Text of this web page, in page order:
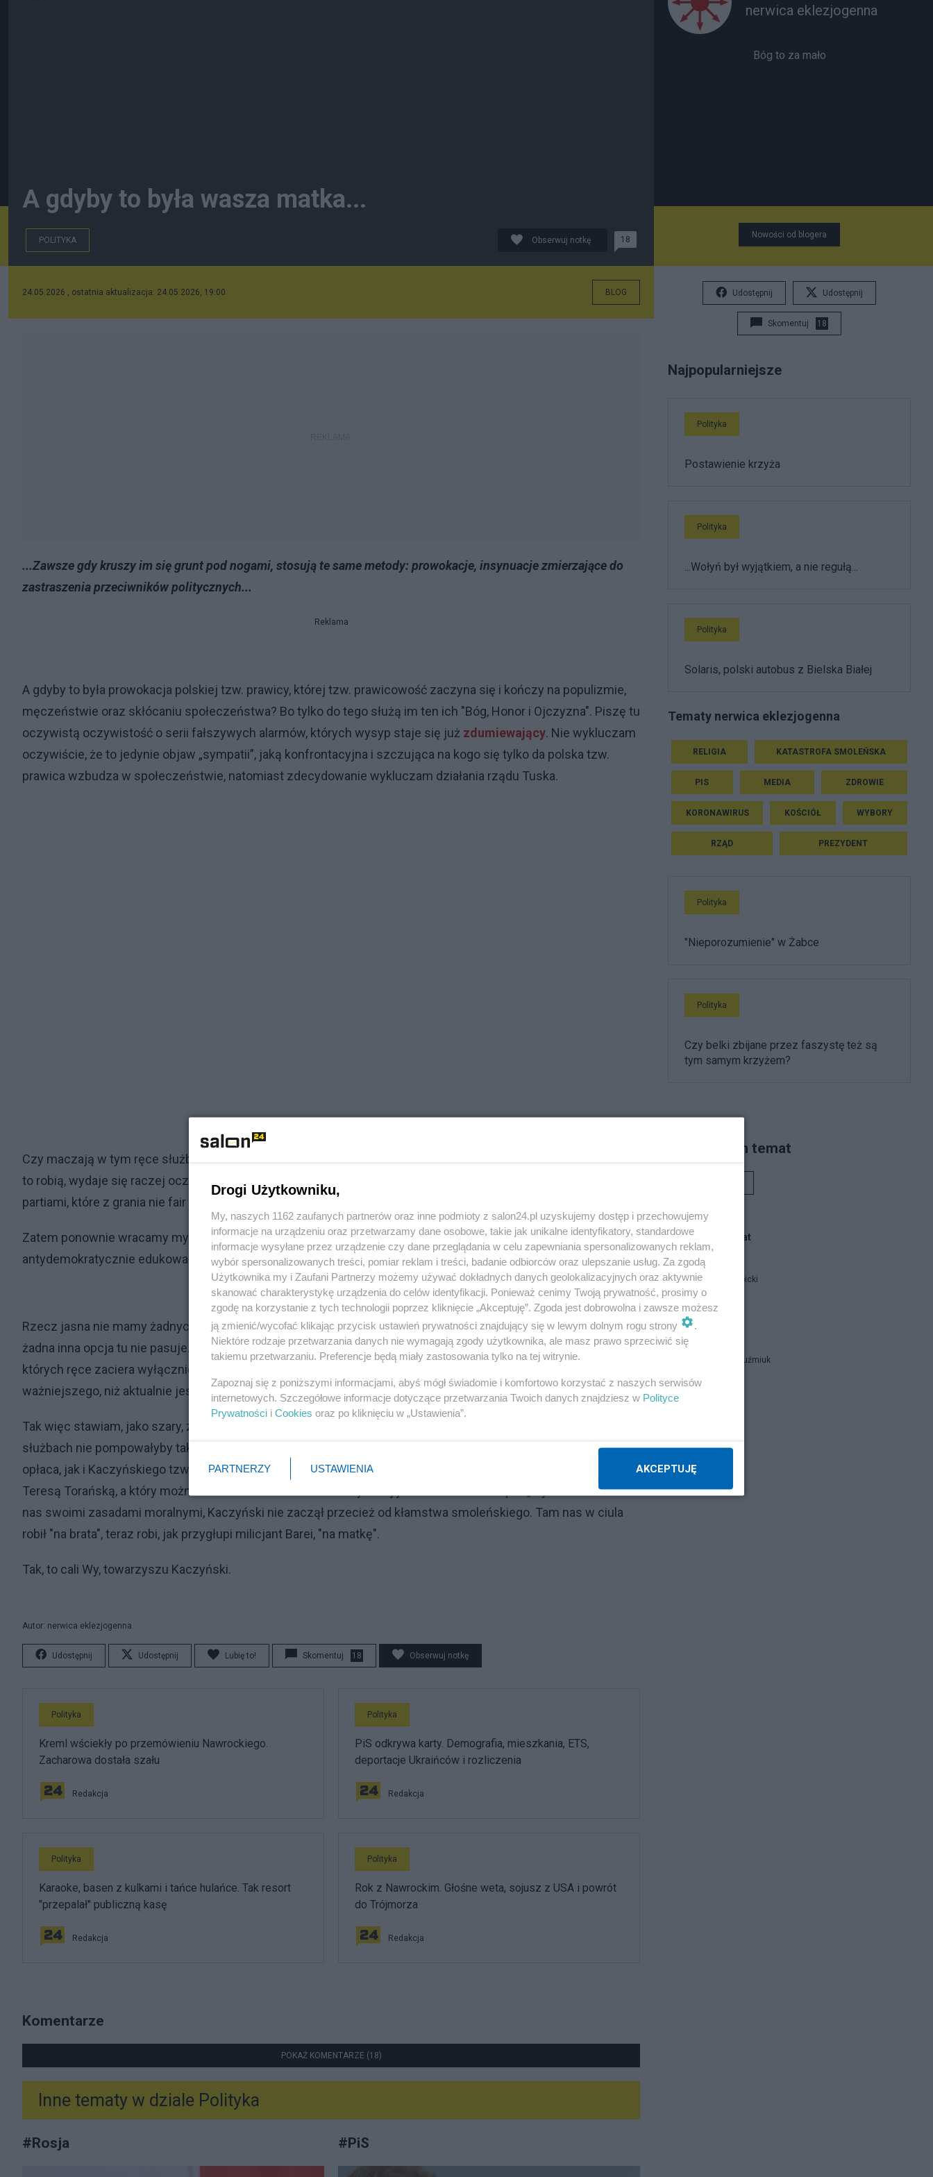
A gdyby to była wasza matka...
POLITYKA Obserwuj notkę 18
24.05.2026 , ostatnia aktualizacja: 24.05.2026, 19:00 BLOG
...Zawsze gdy kruszy im się grunt pod nogami, stosują te same metody: prowokacje, insynuacje zmierzające do
zastraszenia przeciwników politycznych...
Reklama
A gdyby to była prowokacja polskiej tzw. prawicy, której tzw. prawicowość zaczyna się i kończy na populizmie,
męczeństwie oraz skłócaniu społeczeństwa? Bo tylko do tego służą im ten ich "Bóg, Honor i Ojczyzna". Piszę tu
oczywistą oczywistość o serii fałszywych alarmów, których wysyp staje się już zdumiewający. Nie wykluczam
oczywiście, że to jedynie objaw „sympatii”, jaką konfrontacyjna i szczująca na kogo się tylko da polska tzw.
prawica wzbudza w społeczeństwie, natomiast zdecydowanie wykluczam działania rządu Tuska.
Czy maczają w tym ręce służby, to już zupełnie inna sprawa. Jeśli maczają, to kwestia tego, w czyim interesie
to robią, wydaje się raczej oczywista. Żadnej normalnej partii nie opłaca się ostentacyjnie grać nie fair. Poza
partiami, które z grania nie fair żyją.
Zatem ponownie wracamy myślami do Jarosława Kaczyńskiego i środowiska, które przez dziesięciolecia
antydemokratycznie edukował. Do jego metod, zasad i powszechnie znanej wiarygodności.
Reklama
Rzecz jasna nie mamy żadnych dowodów, że robią to ulokowani przez PiS w służbach polityczni aktywiści, ale
żadna inna opcja tu nie pasuje. Autorstwo tych działań samo się narzuca. Bo jakiż cel miałyby działania, po
których ręce zaciera wyłącznie prezes Kaczyński? Po których może odgrywać męczennika i kogoś
ważniejszego, niż aktualnie jest?
Tak więc stawiam, jako szary, zwykły bloger, na tego starego pierdołę. Bez jego aprobaty pisowskie krety w
służbach nie pompowałyby tak tej akcji. Wskazuje na to zarówno to, kto na tym zyskuje, komu najbardziej się to
opłaca, jak i Kaczyńskiego tzw. zasady moralne. Zasady, które porzucił na długo przed pamiętnym wywiadem z
Teresą Torańską, a który można sobie do woli smakować z wydanej już w 1994 roku książki „My”. Bo zadziwiać
nas swoimi zasadami moralnymi, Kaczyński nie zaczął przecież od kłamstwa smoleńskiego. Tam nas w ciula
robił "na brata", teraz robi, jak przygłupi milicjant Barei, "na matkę".
Tak, to cali Wy, towarzyszu Kaczyński.
Autor: nerwica eklezjogenna
Udostępnij Udostępnij Lubię to! Skomentuj 18 Obserwuj notkę
Polityka
Kreml wściekły po przemówieniu Nawrockiego.
Zacharowa dostała szału
Redakcja
Polityka
PiS odkrywa karty. Demografia, mieszkania, ETS,
deportacje Ukraińców i rozliczenia
Redakcja
Polityka
Karaoke, basen z kulkami i tańce hulańce. Tak resort
"przepalał" publiczną kasę
Redakcja
Polityka
Rok z Nawrockim. Głośne weta, sojusz z USA i powrót
do Trójmorza
Redakcja
Komentarze
POKAŻ KOMENTARZE (18)
Inne tematy w dziale Polityka
#Rosja #PiS
nerwica eklezjogenna
Bóg to za mało
Nowości od blogera
Udostępnij Udostępnij
Skomentuj 18
Najpopularniejsze
Polityka
Postawienie krzyża
Polityka
...Wołyń był wyjątkiem, a nie regułą...
Polityka
Solaris, polski autobus z Bielska Białej
Tematy nerwica eklezjogenna
RELIGIA KATASTROFA SMOLEŃSKA
PIS MEDIA ZDROWIE
KORONAWIRUS KOŚCIÓŁ WYBORY
RZĄD PREZYDENT
Polityka
"Nieporozumienie" w Żabce
Polityka
Czy belki zbijane przez faszystę też są
tym samym krzyżem?
Piszą na ten temat
Blogi na ten temat
Jan Filip Libicki
Zbigniew Kuźmiuk
Drogi Użytkowniku,
My, naszych 1162 zaufanych partnerów oraz inne podmioty z salon24.pl uzyskujemy dostęp i przechowujemy
informacje na urządzeniu oraz przetwarzamy dane osobowe, takie jak unikalne identyfikatory, standardowe
informacje wysyłane przez urządzenie czy dane przeglądania w celu zapewniania spersonalizowanych reklam,
wybór spersonalizowanych treści, pomiar reklam i treści, badanie odbiorców oraz ulepszanie usług. Za zgodą
Użytkownika my i Zaufani Partnerzy możemy używać dokładnych danych geolokalizacyjnych oraz aktywnie
skanować charakterystykę urządzenia do celów identyfikacji. Ponieważ cenimy Twoją prywatność, prosimy o
zgodę na korzystanie z tych technologii poprzez kliknięcie „Akceptuję”. Zgoda jest dobrowolna i zawsze możesz
ją zmienić/wycofać klikając przycisk ustawień prywatności znajdujący się w lewym dolnym rogu strony
.
Niektóre rodzaje przetwarzania danych nie wymagają zgody użytkownika, ale masz prawo sprzeciwić się
takiemu przetwarzaniu. Preferencje będą miały zastosowania tylko na tej witrynie.
Zapoznaj się z poniższymi informacjami, abyś mógł świadomie i komfortowo korzystać z naszych serwisów
internetowych. Szczegółowe informacje dotyczące przetwarzania Twoich danych znajdziesz w Polityce
Prywatności i Cookies oraz po kliknięciu w „Ustawienia”.
PARTNERZY USTAWIENIA AKCEPTUJĘ